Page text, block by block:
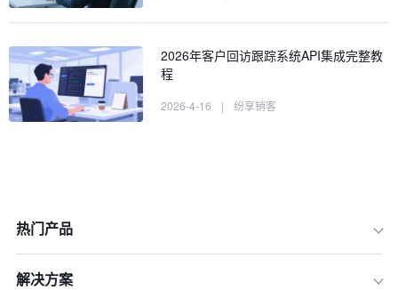
2026年客户回访跟踪系统API集成完整教
程
2026-4-16 | 纷享销客
热门产品
解决方案